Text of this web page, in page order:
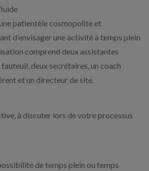
patientèle cosmopolite et
d’envisager une activité à temps plein
comprend deux assistantes
deux secrétaires, un coach
et un directeur de site.
à discuter lors de votre processus
de temps plein ou temps